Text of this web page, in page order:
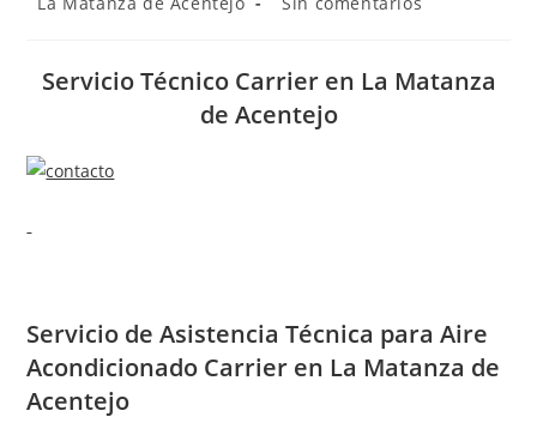
la
la
entrada:
entrada:
Servicio Técnico Carrier en La Matanza
de Acentejo
Servicio de Asistencia Técnica para Aire
Acondicionado Carrier en La Matanza de
Acentejo